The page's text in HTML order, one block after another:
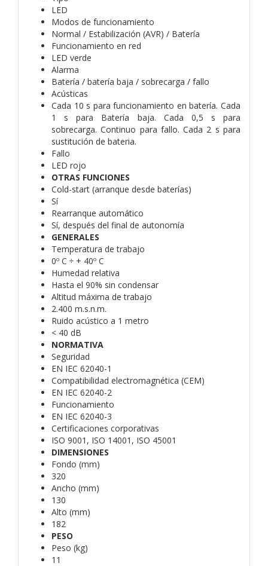
LED
Modos de funcionamiento
Normal / Estabilización (AVR) / Batería
Funcionamiento en red
LED verde
Alarma
Batería / batería baja / sobrecarga / fallo
Acústicas
Cada 10 s para funcionamiento en batería. Cada
1 s para Batería baja. Cada 0,5 s para
sobrecarga. Continuo para fallo. Cada 2 s para
sustitución de bateria.
Fallo
LED rojo
OTRAS FUNCIONES
Cold-start (arranque desde baterías)
Sí
Rearranque automático
Sí, después del final de autonomía
GENERALES
Temperatura de trabajo
0º C ÷ + 40º C
Humedad relativa
Hasta el 90% sin condensar
Altitud máxima de trabajo
2.400 m.s.n.m.
Ruido acústico a 1 metro
< 40 dB
NORMATIVA
Seguridad
EN IEC 62040-1
Compatibilidad electromagnética (CEM)
EN IEC 62040-2
Funcionamiento
EN IEC 62040-3
Certificaciones corporativas
ISO 9001, ISO 14001, ISO 45001
DIMENSIONES
Fondo (mm)
320
Ancho (mm)
130
Alto (mm)
182
PESO
Peso (kg)
11